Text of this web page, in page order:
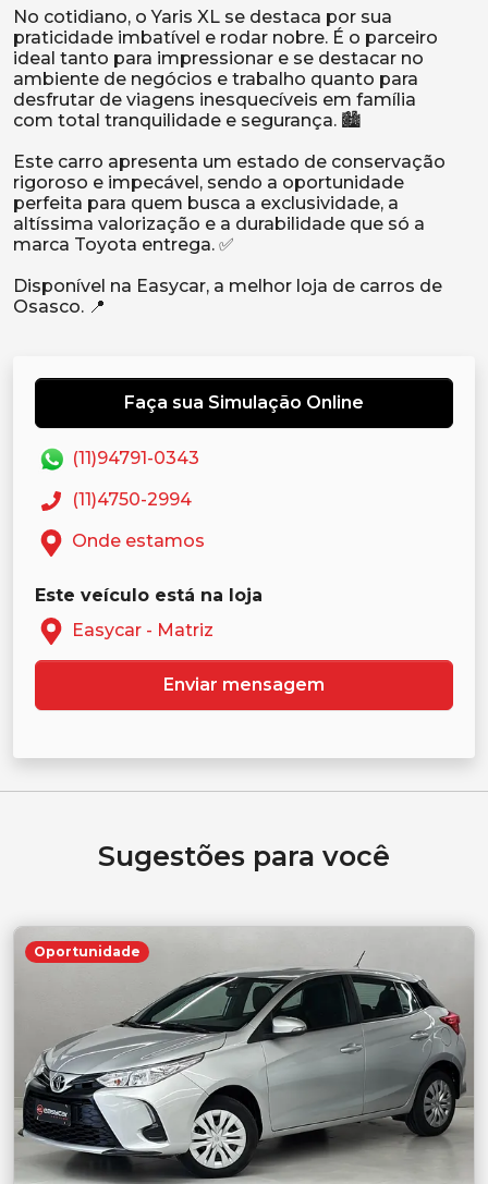
No cotidiano, o Yaris XL se destaca por sua
praticidade imbatível e rodar nobre. É o parceiro
ideal tanto para impressionar e se destacar no
ambiente de negócios e trabalho quanto para
desfrutar de viagens inesquecíveis em família
com total tranquilidade e segurança. 🏙️
Este carro apresenta um estado de conservação
rigoroso e impecável, sendo a oportunidade
perfeita para quem busca a exclusividade, a
altíssima valorização e a durabilidade que só a
marca Toyota entrega. ✅
Disponível na Easycar, a melhor loja de carros de
Faça sua Simulação Online
(11)94791-0343
(11)4750-2994
Onde estamos
Este veículo está na loja
Easycar - Matriz
Enviar mensagem
Sugestões para você
Oportunidade